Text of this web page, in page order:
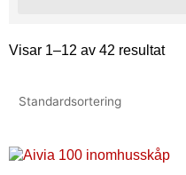
Visar 1–12 av 42 resultat